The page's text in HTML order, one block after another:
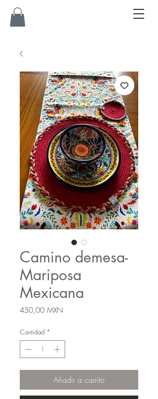
Camino demesa-
Mariposa
Mexicana
450,00 MXN
Cantidad *
Añadir a carrito